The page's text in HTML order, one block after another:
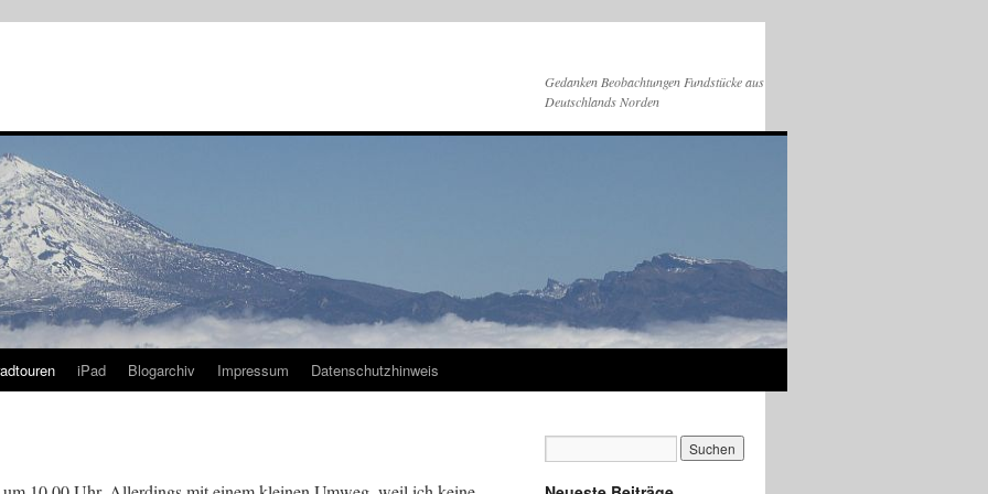
Gedanken Beobachtungen Fundstücke aus
Deutschlands Norden
iPad Blogarchiv Impressum Datenschutzhinweis